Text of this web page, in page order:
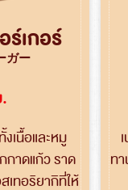
ร์เกอร์
ガー
งเนื้อและหมู
กาดแก้ว ราด
เทอริยากิที่ให้
ท